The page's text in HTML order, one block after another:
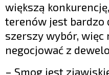
większą
terenów jest bardzo
szerszy wybór, więc
negocjować z
– Smog jest